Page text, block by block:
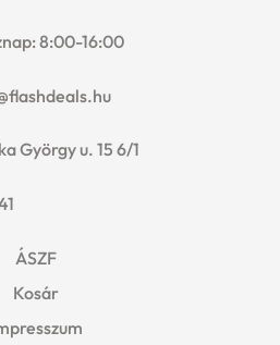
8:00-16:00
György u. 15 6/1
ÁSZF
Kosár